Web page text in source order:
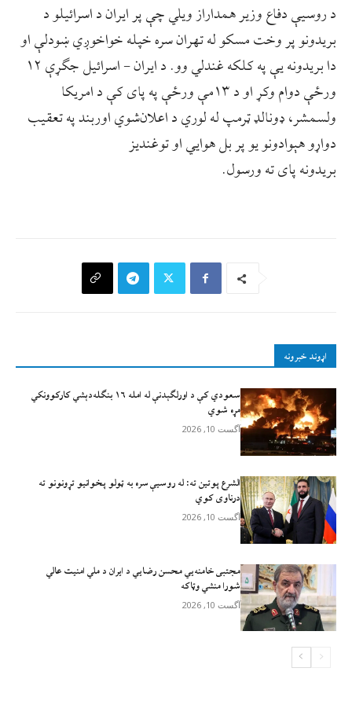
د روسیې دفاع وزیر همداراز ویلي چې پر ایران د اسرائیلو د
بریدونو پر وخت مسکو له تهران سره خپله خواخوږي ښودلې او
دا بریدونه یې په کلکه غندلي وو. د ایران – اسرائیل جګړې ۱۲
ورځې دوام وکړ او د ۱۳مې ورځې په پای کې د امریکا
ولسمشر، ډونالډ ټرمپ له لوري د اعلان‌شوي اوربند په تعقیب
دواړو هېوادونو يو پر بل هوايي او توغندیز
بریدونه پای ته ورسول.
اړوند خبرونه
سعودي کې د اورلګېدنې له امله ۱۶ بنګله‌دېشي کارکوونکي
مړه شوي
آگست 10, 2026
الشرع پوتین ته: له روسیې سره به ټولو پخوانيو تړونونو ته
درناوی کوي
آگست 10, 2026
مجتبی خامنه‌يي محسن رضايي د ایران د ملي امنیت عالي
شورا منشي وټاکه
آگست 10, 2026